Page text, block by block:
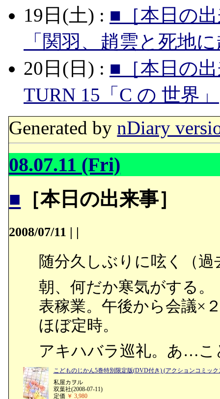
19日(土) : ■［本日の
「関羽、趙雲と死地
20日(日) : ■［本日の
TURN 15「C の 世界」
Generated bynDiary
08.07.11 (Fri)
■ ［本日の出来事］
2008/07/11 | |
随分久しぶりに呟く（過
朝、何だか寒気がする。
表稼業。午後から会議×
ほぼ定時。
アキハバラ巡礼。あ…こ
こどものじかん5巻特別限定版(DVD付き) (アクションコミック
私屋カヲル
双葉社(2008-07-11)
定価 ￥ 3,980